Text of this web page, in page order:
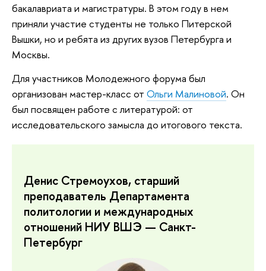
бакалавриата и магистратуры. В этом году в нем
приняли участие студенты не только Питерской
Вышки, но и ребята из других вузов Петербурга и
Москвы.
Для участников Молодежного форума был
организован мастер-класс от Ольги Малиновой. Он
был посвящен работе с литературой: от
исследовательского замысла до итогового текста.
Денис Стремоухов, старший
преподаватель Департамента
политологии и международных
отношений НИУ ВШЭ — Санкт-
Петербург